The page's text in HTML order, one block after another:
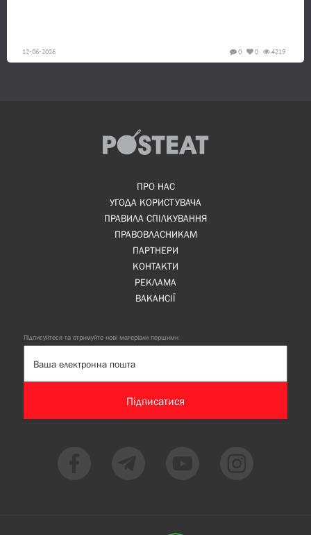
12-06-2026 4219
0
0
ПРО НАС
УГОДА КОРИСТУВАЧА
ПРАВИЛА СПІЛКУВАННЯ
ПРАВОВЛАСНИКАМ
ПАРТНЕРИ
КОНТАКТИ
РЕКЛАМА
ВАКАНСІЇ
Підписуйтеся та отримуйте нові матеріали першими
Підписатися